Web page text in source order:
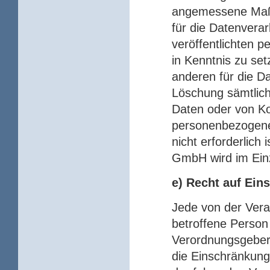
angemessene
für die
veröffentlichten
in Kenntnis zu
anderen für die
Löschung
Daten oder von
nicht erforderlich
GmbH wird im
e) Recht auf
Jede von der
betroffene
die